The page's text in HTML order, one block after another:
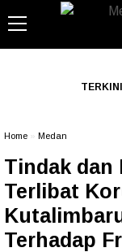
TERKINI
Home Medan
Tindak dan
Terlibat
Terhadap